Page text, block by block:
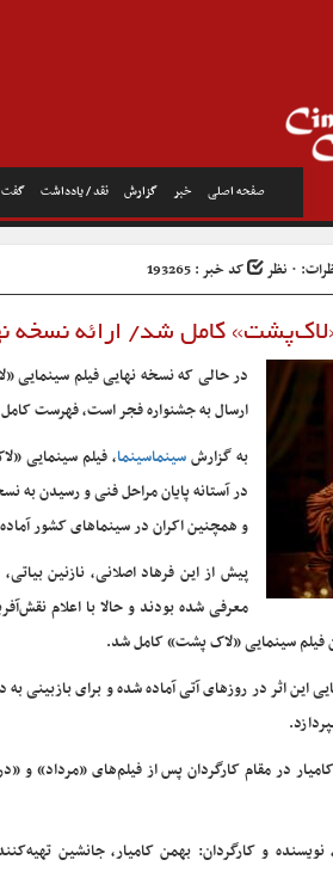
صفحه اصلی خبر گزارش نقد / یادداشت گفت
۰ نظر کد خبر : 193265
کامل شد/ ارائه نسخه
در حالی که نسخه نهایی فیلم سینمایی
ارسال به جشنواره فجر است، فهرست کامل
به گزارشسینماسینما، فیلم سینمایی
در آستانه پایان مراحل فنی و رسیدن به
و همچنین اکران در سینماهای کشور
پیش از این فرهاد اصلانی، نازنین
معرفی شده بودند و حالا با اعلام
فیلم سینمایی «لاک پشت» کامل شد.
این اثر در روزهای آتی آماده شده و برای بازبینی
در مقام کارگردان پس از فیلم‌های «مرداد»
نویسنده و کارگردان: بهمن کامیار، جانشین